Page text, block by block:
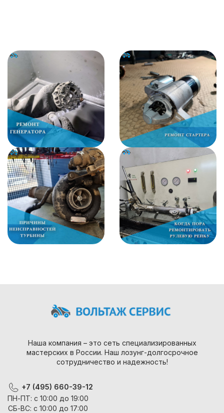
Наша компания – это сеть специализированных
мастерских в России. Наш лозунг-долгосрочное
сотрудничество и надежность!
+7 (495) 660-39-12
ПН-ПТ: с 10:00 до 19:00
СБ-ВС: с 10:00 до 17:00